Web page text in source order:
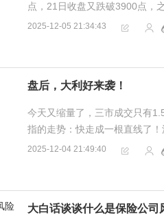
点，21日收盘又跌破3900点，
日），收盘总算站上3902点。
2025-12-05 21:34:43
盘后，大利好来袭！
今天又缩量了，三市成交只有
指的走势：快走成一根直线了
去，基本全靠几个大票拉指数
2025-12-04 21:49:40
大白话谈谈什么是保险公司